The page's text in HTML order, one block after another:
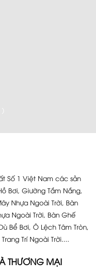
)
Số 1 Việt Nam các sản
Bơi, Giường Tắm Nắng,
Nhựa Ngoài Trời, Bàn
Ngoài Trời, Bàn Ghế
Bể Bơi, Ô Lệch Tâm Tròn,
Trí Ngoài Trời....
THƯƠNG MẠI